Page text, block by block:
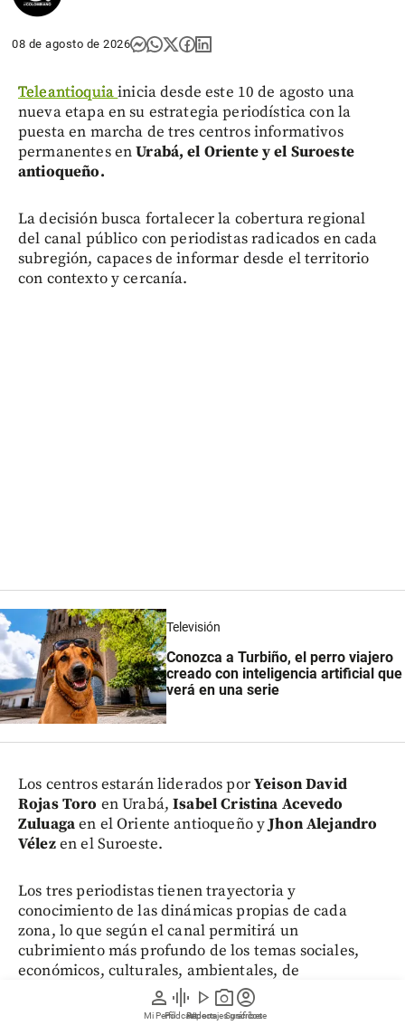
person
Mi Perfil
graphic_eq
Pódcast
play_arrow
Videos
photo_camera
Reportajes gráficos
account_circle
Suscríbete
08 de agosto de 2026
Teleantioquiainicia desde este 10 de agosto una
nueva etapa en su estrategia periodística con la
puesta en marcha de tres centros informativos
permanentes enUrabá, el Oriente y el Suroeste
antioqueño.
La decisión busca fortalecer la cobertura regional
del canal público con periodistas radicados en cada
subregión, capaces de informar desde el territorio
con contexto y cercanía.
Televisión
Conozca a Turbiño, el perro viajero
creado con inteligencia artificial que
verá en una serie
Los centros estarán liderados porYeison David
Rojas Toro en Urabá,Isabel Cristina Acevedo
Zuluagaen el Oriente antioqueño yJhon Alejandro
Vélezen el Suroeste.
Los tres periodistas tienen trayectoria y
conocimiento de las dinámicas propias de cada
zona, lo que según el canal permitirá un
cubrimiento más profundo de los temas sociales,
económicos, culturales, ambientales, de
infraestructura y desarrollo que ocurren en esos